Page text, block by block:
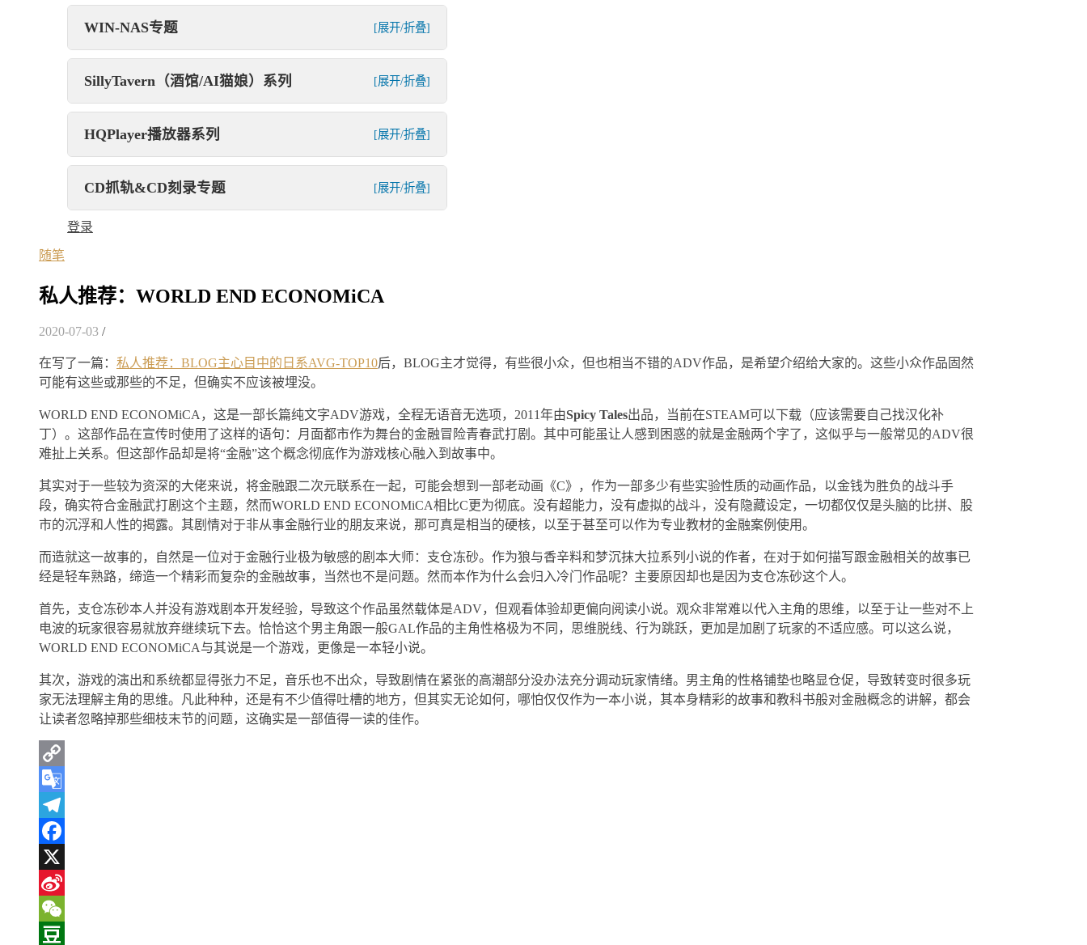
WIN-NAS专题 [展开/折叠]
SillyTavern（酒馆/AI猫娘）系列 [展开/折叠]
HQPlayer播放器系列 [展开/折叠]
CD抓轨&CD刻录专题 [展开/折叠]
登录
随笔
私人推荐：WORLD END ECONOMiCA
2020-07-03 /
在写了一篇： 私人推荐：BLOG主心目中的日系AVG-TOP10后，BLOG主才觉得，有些很小众，但也相当不错的ADV作品，是希望介绍给大家的。这些小众作品固然
可能有这些或那些的不足，但确实不应该被埋没。
WORLD END ECONOMiCA，这是一部长篇纯文字ADV游戏，全程无语音无选项，2011年由Spicy Tales出品，当前在STEAM可以下载（应该需要自己找汉化补
丁）。这部作品在宣传时使用了这样的语句：月面都市作为舞台的金融冒险青春武打剧。其中可能虽让人感到困惑的就是金融两个字了，这似乎与一般常见的ADV很
难扯上关系。但这部作品却是将“金融”这个概念彻底作为游戏核心融入到故事中。
其实对于一些较为资深的大佬来说，将金融跟二次元联系在一起，可能会想到一部老动画《C》，作为一部多少有些实验性质的动画作品，以金钱为胜负的战斗手
段，确实符合金融武打剧这个主题，然而WORLD END ECONOMiCA相比C更为彻底。没有超能力，没有虚拟的战斗，没有隐藏设定，一切都仅仅是头脑的比拼、股
市的沉浮和人性的揭露。其剧情对于非从事金融行业的朋友来说，那可真是相当的硬核，以至于甚至可以作为专业教材的金融案例使用。
而造就这一故事的，自然是一位对于金融行业极为敏感的剧本大师：支仓冻砂。作为狼与香辛料和梦沉抹大拉系列小说的作者，在对于如何描写跟金融相关的故事已
经是轻车熟路，缔造一个精彩而复杂的金融故事，当然也不是问题。然而本作为什么会归入冷门作品呢？主要原因却也是因为支仓冻砂这个人。
首先，支仓冻砂本人并没有游戏剧本开发经验，导致这个作品虽然载体是ADV，但观看体验却更偏向阅读小说。观众非常难以代入主角的思维，以至于让一些对不上
电波的玩家很容易就放弃继续玩下去。恰恰这个男主角跟一般GAL作品的主角性格极为不同，思维脱线、行为跳跃，更加是加剧了玩家的不适应感。可以这么说，
WORLD END ECONOMiCA与其说是一个游戏，更像是一本轻小说。
其次，游戏的演出和系统都显得张力不足，音乐也不出众，导致剧情在紧张的高潮部分没办法充分调动玩家情绪。男主角的性格铺垫也略显仓促，导致转变时很多玩
家无法理解主角的思维。凡此种种，还是有不少值得吐槽的地方，但其实无论如何，哪怕仅仅作为一本小说，其本身精彩的故事和教科书般对金融概念的讲解，都会
让读者忽略掉那些细枝末节的问题，这确实是一部值得一读的佳作。
Copy
Link
Google
Translate
Telegram
Facebook
X
Sina
Weibo
WeChat